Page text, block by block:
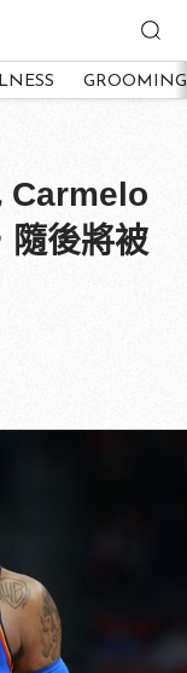
GROOMING
Carmelo
隨後將被